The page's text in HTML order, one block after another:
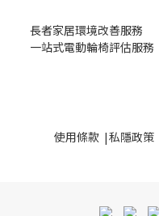
長者家居環境改善服務
一站式電動輪椅評估服務
使用條款 |私隱政策